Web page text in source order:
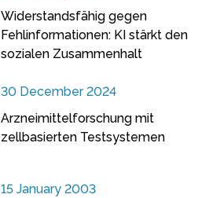
Widerstandsfähig gegen
Fehlinformationen: KI stärkt den
sozialen Zusammenhalt
30 December 2024
Arzneimittelforschung mit
zellbasierten Testsystemen
15 January 2003